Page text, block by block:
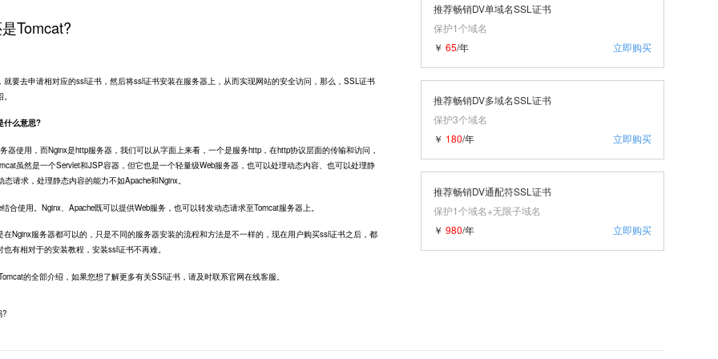
Tomcat?
去申请相对应的ssl证书，然后将ssl证书安装在服务器上，从而实现网站的安全访问，那么，SSL证书
么意思?
使用，而Nginx是http服务器，我们可以从字面上来看，一个是服务http，在http协议层面的传输和访问，
虽然是一个Servlet和JSP容器，但它也是一个轻量级Web服务器，也可以处理动态内容、也可以处理静
请求，处理静态内容的能力不如Apache和Nginx。
使用。Nginx、Apache既可以提供Web服务，也可以转发动态请求至Tomcat服务器上。
服务器都可以的，只是不同的服务器安装的流程和方法是不一样的，现在用户购买ssl证书之后，都
有相对于的安装教程，安装ssl证书不再难。
的全部介绍，如果您想了解更多有关SSl证书，请及时联系官网在线客服。
?
推荐畅销DV单域名SSL证书
保护1个域名
立即购买
￥ 65/年
推荐畅销DV多域名SSL证书
保护3个域名
立即购买
￥ 180/年
推荐畅销DV通配符SSL证书
保护1个域名+无限子域名
立即购买
￥ 980/年